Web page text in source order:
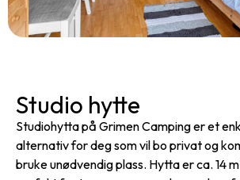
Studio hytte
Studiohytta på Grimen Camping er et
alternativ for deg som vil bo privat og
bruke unødvendig plass. Hytta er ca. 14